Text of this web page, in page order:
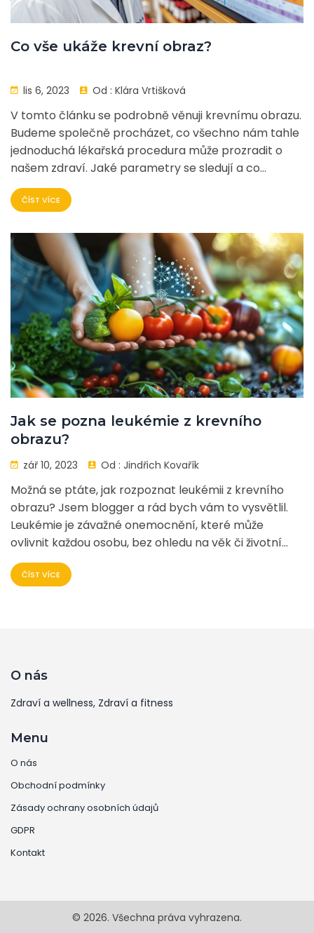
Co vše ukáže krevní obraz?
lis 6, 2023 Od : Klára Vrtišková
V tomto článku se podrobně věnuji krevnímu obrazu.
Budeme společně procházet, co všechno nám tahle
jednoduchá lékařská procedura může prozradit o
našem zdraví. Jaké parametry se sledují a co
všechno se dá zjistit? Můžete se těšit na radu
praktických tipů a přehledné vysvětlení toho, co
vyšetření. Sledujte mé blogové příspěvky a stávejte
se odborníky na své vlastní zdraví!
ČÍST VÍCE
Jak se pozna leukémie z krevního
obrazu?
zář 10, 2023 Od : Jindřich Kovařík
Možná se ptáte, jak rozpoznat leukémii z krevního
obrazu? Jsem blogger a rád bych vám to vysvětlil.
Leukémie je závažné onemocnění, které může
ovlivnit každou osobu, bez ohledu na věk či životní
styl. V tomto článku se zaměříme na to, jak se
leukémie projevuje v krevním obraze a jak na
ČÍST VÍCE
O nás
Zdraví a wellness, Zdraví a fitness
Menu
O nás
Obchodní podmínky
Zásady ochrany osobních údajů
GDPR
Kontakt
© 2026. Všechna práva vyhrazena.